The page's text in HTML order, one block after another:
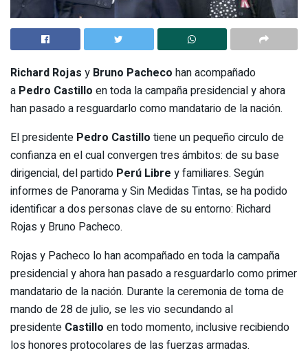
Richard Rojas y Bruno Pacheco han acompañado
a Pedro Castillo en toda la campaña presidencial y ahora
han pasado a resguardarlo como mandatario de la nación.
El presidente Pedro Castillo tiene un pequeño circulo de
confianza en el cual convergen tres ámbitos: de su base
dirigencial, del partido Perú Libre y familiares. Según
informes de Panorama y Sin Medidas Tintas, se ha podido
identificar a dos personas clave de su entorno: Richard
Rojas y Bruno Pacheco.
Rojas y Pacheco lo han acompañado en toda la campaña
presidencial y ahora han pasado a resguardarlo como primer
mandatario de la nación. Durante la ceremonia de toma de
mando de 28 de julio, se les vio secundando al
presidente Castillo en todo momento, inclusive recibiendo
los honores protocolares de las fuerzas armadas.